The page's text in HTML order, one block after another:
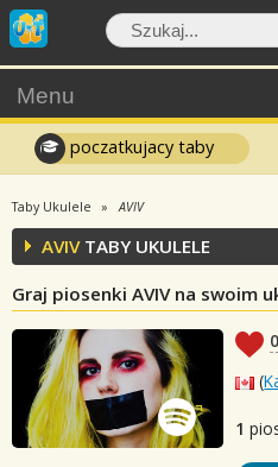
Menu
poczatkujacy taby
Taby Ukulele AVIV
AVIVTABY UKULELE
Graj piosenki AVIV na swoim
0
(
1